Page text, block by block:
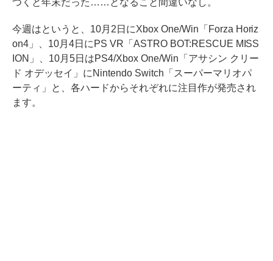
つくと年末だった……となること間違いなし。
今週はというと、10月2日にXbox One/Win「Forza Horiz
on4」、10月4日にPS VR「ASTRO BOT:RESCUE MISS
ION」、10月5日はPS4/Xbox One/Win「アサシン クリー
ド オデッセイ」にNintendo Switch「スーパーマリオパ
ーティ」と、各ハードからそれぞれに注目作が発売され
ます。